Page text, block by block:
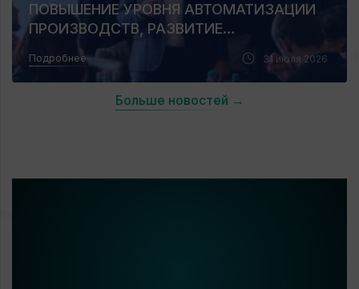
ПОВЫШЕНИЕ УРОВНЯ АВТОМАТИЗАЦИИ
ПРОИЗВОДСТВ, РАЗВИТИЕ
ПРОМЫШЛЕННОГО ТУРИЗМА И
ПРИВЛЕЧЕНИЕ КВАЛИФИЦИРОВАННЫХ
СПЕЦИАЛИСТОВ В ЛЕНИНГРАДСКУЮ
Подробнее 31 июля 2026
Больше новостей →